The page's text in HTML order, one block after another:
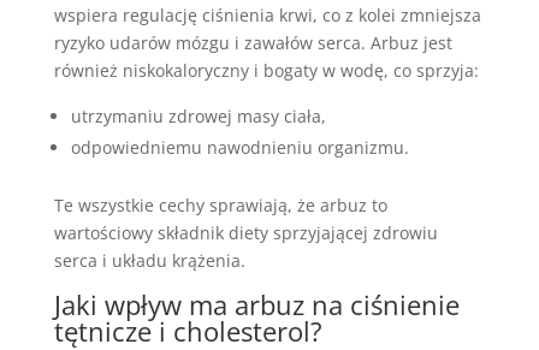
wspiera regulację ciśnienia krwi, co z kolei zmniejsza
ryzyko udarów mózgu i zawałów serca. Arbuz jest
również niskokaloryczny i bogaty w wodę, co sprzyja:
utrzymaniu zdrowej masy ciała,
odpowiedniemu nawodnieniu organizmu.
Te wszystkie cechy sprawiają, że arbuz to
wartościowy składnik diety sprzyjającej zdrowiu
serca i układu krążenia.
Jaki wpływ ma arbuz na ciśnienie
tętnicze i cholesterol?